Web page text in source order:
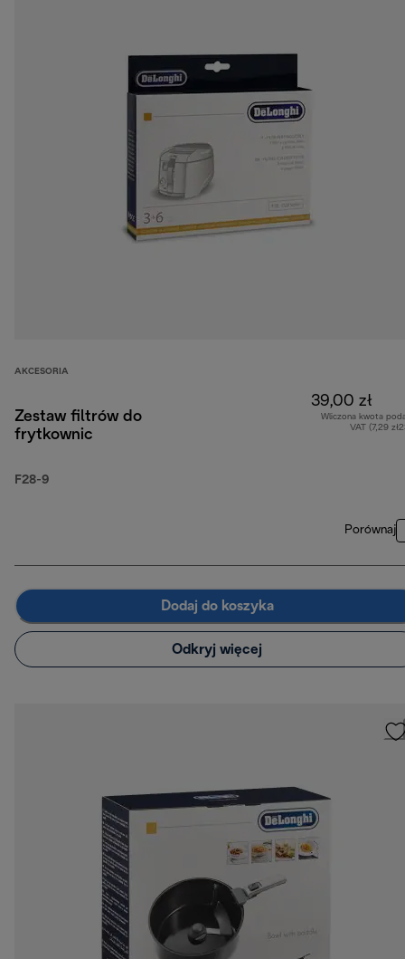
AKCESORIA
Zestaw filtrów do
frytkownic
F28-9
39,00 zł
Wliczona kwota
VAT (7,29
Porównaj
Dodaj do koszyka
Odkryj więcej